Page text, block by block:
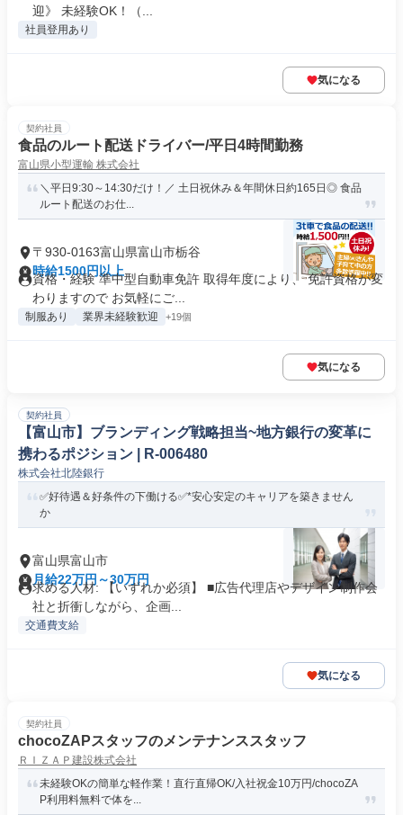
迎》 未経験OK！（...
社員登用あり
気になる
契約社員
食品のルート配送ドライバー/平日4時間勤務
富山県小型運輸 株式会社
＼平日9:30～14:30だけ！／ 土日祝休み＆年間休日約165日◎ 食品
ルート配送のお仕...
〒930-0163富山県富山市栃谷
時給1500円以上
資格・経験 準中型自動車免許 取得年度により、 免許資格が変
わりますので お気軽にご...
制服あり 業界未経験歓迎 +19個
気になる
契約社員
【富山市】ブランディング戦略担当~地方銀行の変革に
携わるポジション | R-006480
株式会社北陸銀行
✅好待遇＆好条件の下働ける✅*安心安定のキャリアを築きません
か
富山県富山市
月給22万円～30万円
求める人材: 【いずれか必須】 ■広告代理店やデザイン制作会
社と折衝しながら、企画...
交通費支給
気になる
契約社員
chocoZAPスタッフのメンテナンススタッフ
ＲＩＺＡＰ建設株式会社
未経験OKの簡単な軽作業！直行直帰OK/入社祝金10万円/chocoZA
P利用料無料で体を...